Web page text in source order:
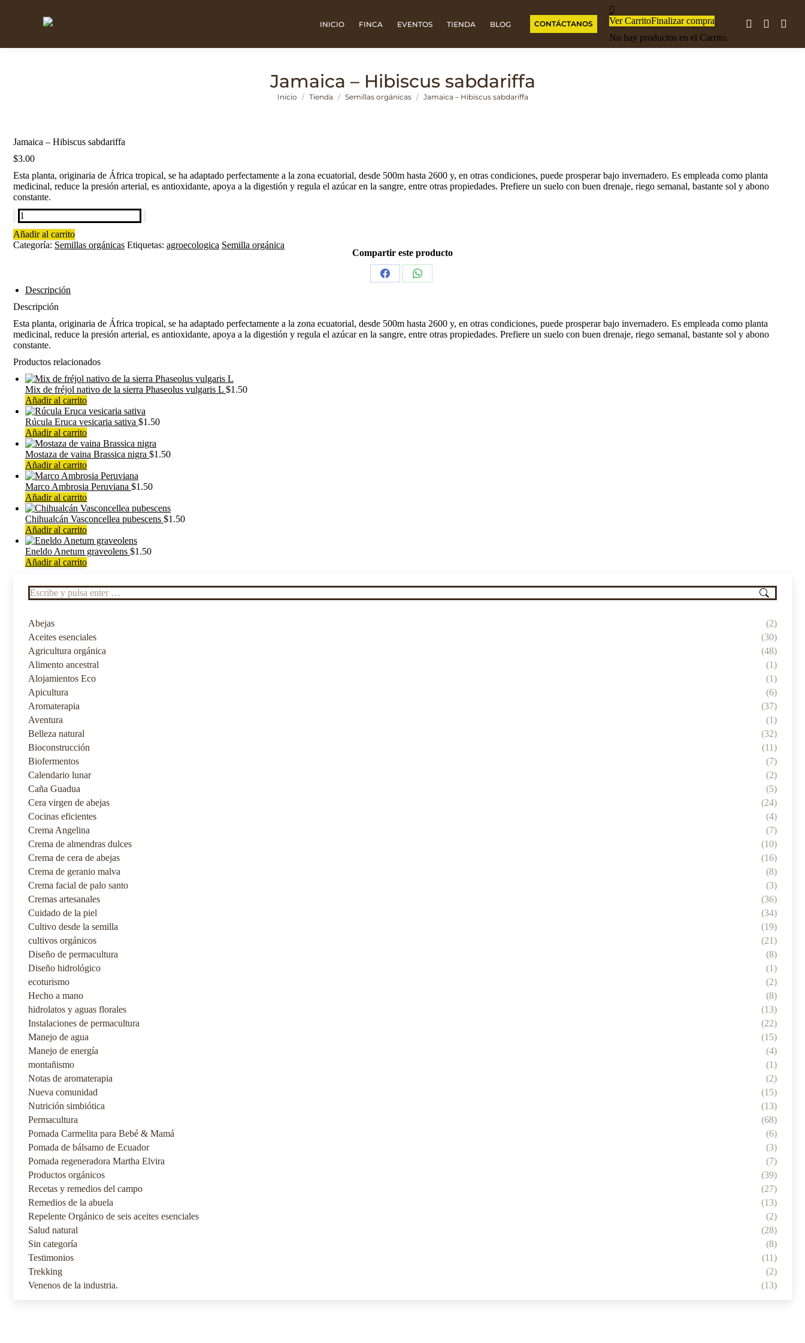
INICIO FINCA EVENTOS TIENDA BLOG CONTÁCTANOS Ver CarritoFinalizar compra
No hay productos en el Carrito.
pagepagepage
Jamaica – Hibiscus sabdariffa
Estás aquí:
Inicio Tienda Semillas orgánicas Jamaica – Hibiscus sabdariffa
Jamaica – Hibiscus sabdariffa
$3.00
Esta planta, originaria de África tropical, se ha adaptado perfectamente a la zona ecuatorial, desde 500m hasta 2600 y, en otras condiciones, puede prosperar bajo invernadero. Es empleada como planta
medicinal, reduce la presión arterial, es antioxidante, apoya a la digestión y regula el azúcar en la sangre, entre otras propiedades. Prefiere un suelo con buen drenaje, riego semanal, bastante sol y abono
constante.
Jamaica
Hibiscus
sabdariffa
Añadir al carrito
Categoría: Semillas orgánicas Etiquetas: agroecologica Semilla orgánica
Compartir este producto
Share
Share
Descripción
Descripción
Esta planta, originaria de África tropical, se ha adaptado perfectamente a la zona ecuatorial, desde 500m hasta 2600 y, en otras condiciones, puede prosperar bajo invernadero. Es empleada como planta
medicinal, reduce la presión arterial, es antioxidante, apoya a la digestión y regula el azúcar en la sangre, entre otras propiedades. Prefiere un suelo con buen drenaje, riego semanal, bastante sol y abono
constante.
Productos relacionados
Mix de fréjol nativo de la sierra Phaseolus vulgaris L $1.50
Añadir al carrito
Rúcula Eruca vesicaria sativa $1.50
Añadir al carrito
Mostaza de vaina Brassica nigra $1.50
Añadir al carrito
Marco Ambrosia Peruviana $1.50
Añadir al carrito
Chihualcán Vasconcellea pubescens $1.50
Añadir al carrito
Eneldo Anetum graveolens $1.50
Añadir al carrito
Buscar:
Abejas
(2)
Aceites esenciales
(30)
Agricultura orgánica
(48)
Alimento ancestral
(1)
Alojamientos Eco
(1)
Apicultura
(6)
Aromaterapia
(37)
Aventura
(1)
Belleza natural
(32)
Bioconstrucción
(11)
Biofermentos
(7)
Calendario lunar
(2)
Caña Guadua
(5)
Cera virgen de abejas
(24)
Cocinas eficientes
(4)
Crema Angelina
(7)
Crema de almendras dulces
(10)
Crema de cera de abejas
(16)
Crema de geranio malva
(8)
Crema facial de palo santo
(3)
Cremas artesanales
(36)
Cuidado de la piel
(34)
Cultivo desde la semilla
(19)
cultivos orgánicos
(21)
Diseño de permacultura
(8)
Diseño hidrológico
(1)
ecoturismo
(2)
Hecho a mano
(8)
hidrolatos y aguas florales
(13)
Instalaciones de permacultura
(22)
Manejo de agua
(15)
Manejo de energía
(4)
montañismo
(1)
Notas de aromaterapia
(2)
Nueva comunidad
(15)
Nutrición simbiótica
(13)
Permacultura
(68)
Pomada Carmelita para Bebé & Mamá
(6)
Pomada de bálsamo de Ecuador
(3)
Pomada regeneradora Martha Elvira
(7)
Productos orgánicos
(39)
Recetas y remedios del campo
(27)
Remedios de la abuela
(13)
Repelente Orgánico de seis aceites esenciales
(2)
Salud natural
(28)
Sin categoría
(8)
Testimonios
(11)
Trekking
(2)
Venenos de la industria.
(13)